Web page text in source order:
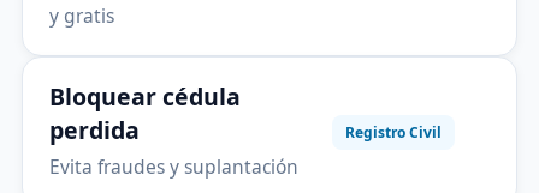
y gratis
Bloquear cédula
perdida
Evita fraudes y suplantación
Registro Civil